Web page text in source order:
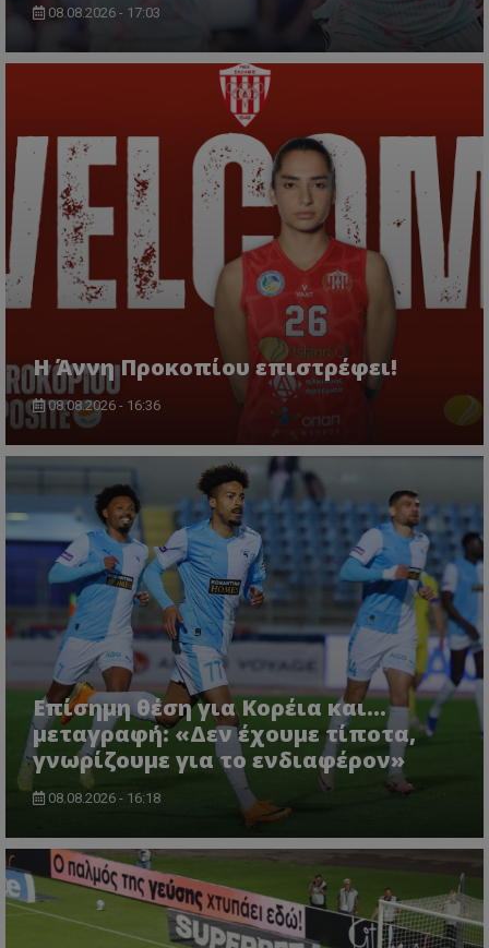
08.08.2026 - 17:03
Η Άννη Προκοπίου επιστρέφει!
08.08.2026 - 16:36
Επίσημη θέση για Κορέια και...
μεταγραφή: «Δεν έχουμε τίποτα,
γνωρίζουμε για το ενδιαφέρον»
08.08.2026 - 16:18